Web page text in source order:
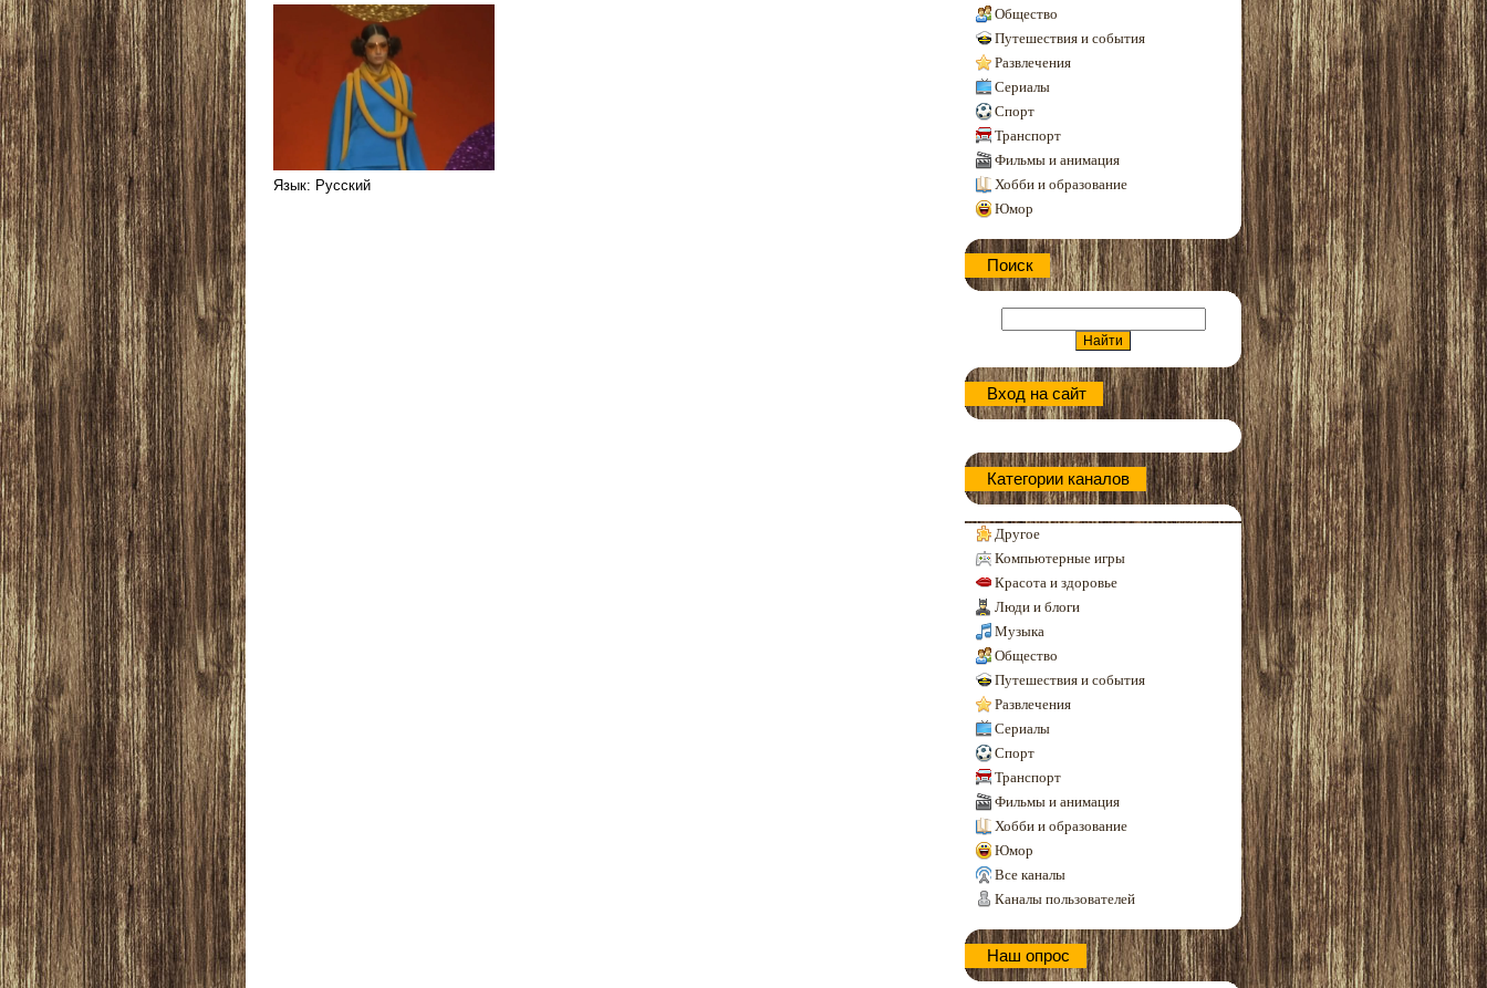
Язык: Русский
Общество
Путешествия и события
Развлечения
Сериалы
Спорт
Транспорт
Фильмы и анимация
Хобби и образование
Юмор
Поиск
Вход на сайт
Категории каналов
Другое
Компьютерные игры
Красота и здоровье
Люди и блоги
Музыка
Общество
Путешествия и события
Развлечения
Сериалы
Спорт
Транспорт
Фильмы и анимация
Хобби и образование
Юмор
Все каналы
Каналы пользователей
Наш опрос